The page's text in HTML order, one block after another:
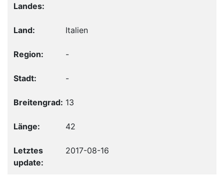
Italien
-
-
13
42
2017-08-16